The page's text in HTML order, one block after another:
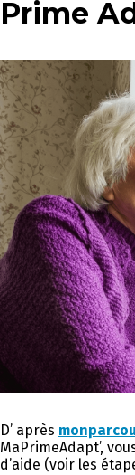
Prime
D’ après
MaPrimeAdapt’,
d’aide (voir les